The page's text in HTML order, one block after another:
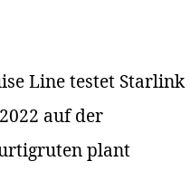
Line testet Starlink
auf der
plant